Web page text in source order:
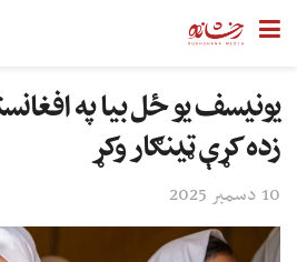
یونیسف یو ځل بیا په
زده کړې ټينګار وکړ
10 دسمبر 2025